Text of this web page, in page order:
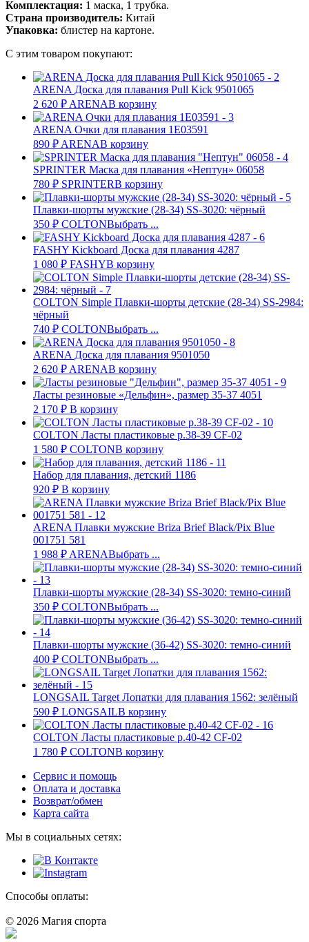
Комплектация: 1 маска, 1 трубка.
Страна производитель: Китай
Упаковка: блистер на картоне.
С этим товаром покупают:
ARENA Доска для плавания Pull Kick 9501065
2 620 ₽ ARENAВ корзину
ARENA Очки для плавания 1Е03591
890 ₽ ARENAВ корзину
SPRINTER Маска для плавания «Нептун» 06058
780 ₽ SPRINTERВ корзину
Плавки-шорты мужские (28-34) SS-3020: чёрный
350 ₽ COLTONВыбрать ...
FASHY Kickboard Доска для плавания 4287
1 080 ₽ FASHYВ корзину
COLTON Simple Плавки-шорты детские (28-34) SS-2984:
чёрный
740 ₽ COLTONВыбрать ...
ARENA Доска для плавания 9501050
2 620 ₽ ARENAВ корзину
Ласты резиновые «Дельфин», размер 35-37 4051
2 170 ₽ В корзину
COLTON Ласты пластиковые р.38-39 CF-02
1 580 ₽ COLTONВ корзину
Набор для плавания, детский 1186
920 ₽ В корзину
ARENA Плавки мужские Briza Brief Black/Pix Blue
001751 581
1 988 ₽ ARENAВыбрать ...
Плавки-шорты мужские (28-34) SS-3020: темно-синий
350 ₽ COLTONВыбрать ...
Плавки-шорты мужские (36-42) SS-3020: темно-синий
400 ₽ COLTONВыбрать ...
LONGSAIL Target Лопатки для плавания 1562: зелёный
590 ₽ LONGSAILВ корзину
COLTON Ласты пластиковые р.40-42 CF-02
1 780 ₽ COLTONВ корзину
Сервис и помощь
Оплата и доставка
Возврат/обмен
Карта сайта
Мы в социальных сетях:
Способы оплаты:
© 2026 Магия спорта